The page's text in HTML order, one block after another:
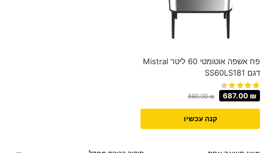
פח אשפה אוטומטי 60 ליטר Mistral
דגם SS60LS181
690.00₪ 687.00 ₪
קנה עכשיו